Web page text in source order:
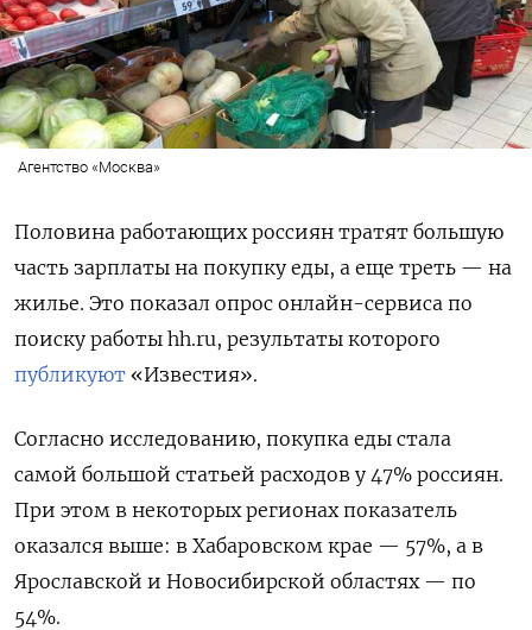
Агентство «Москва»
Половина работающих россиян тратят большую
часть зарплаты на покупку еды, а еще треть — на
жилье. Это показал опрос онлайн-сервиса по
поиску работы hh.ru, результаты которого
публикуют «Известия».
Согласно исследованию, покупка еды стала
самой большой статьей расходов у 47% россиян.
При этом в некоторых регионах показатель
оказался выше: в Хабаровском крае — 57%, а в
Ярославской и Новосибирской областях — по
54%.